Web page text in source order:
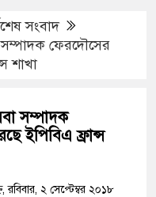
সংবাদ
সম্পাদক ফেরদৌসের
শাখা
সম্পাদক
ইপিবিএ ফ্রান্স
২ সেপ্টেম্বর ২০১৮